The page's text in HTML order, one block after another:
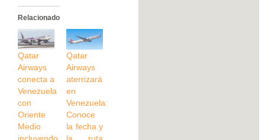
Relacionado
Qatar
Airways
conecta a
Venezuela
con
Oriente
Medio
Qatar
Airways
aterrizará
en
Venezuela:
Conoce
la fecha y